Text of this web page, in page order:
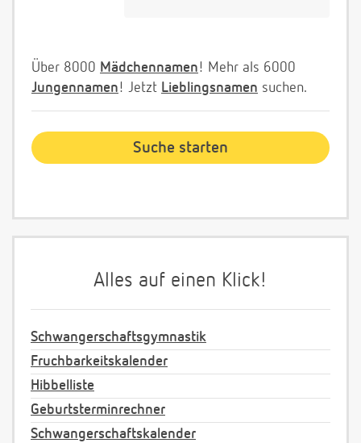
Über 8000 Mädchennamen! Mehr als 6000
Jungennamen! Jetzt Lieblingsnamen suchen.
Alles auf einen Klick!
Schwangerschaftsgymnastik
Fruchbarkeitskalender
Hibbelliste
Geburtsterminrechner
Schwangerschaftskalender